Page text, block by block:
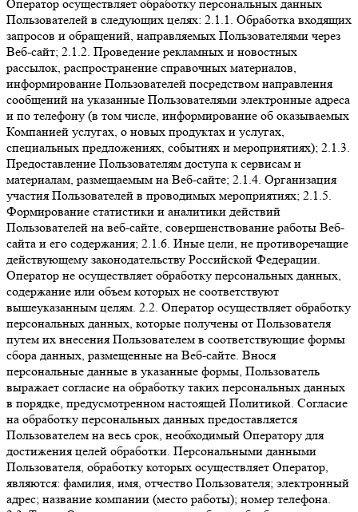
Оператор осуществляет обработку персональных данных
Пользователей в следующих целях: 2.1.1. Обработка входящих
запросов и обращений, направляемых Пользователями через
Веб-сайт; 2.1.2. Проведение рекламных и новостных
рассылок, распространение справочных материалов,
информирование Пользователей посредством направления
сообщений на указанные Пользователями электронные адреса
и по телефону (в том числе, информирование об оказываемых
Компанией услугах, о новых продуктах и услугах,
специальных предложениях, событиях и мероприятиях); 2.1.3.
Предоставление Пользователям доступа к сервисам и
материалам, размещаемым на Веб-сайте; 2.1.4. Организация
участия Пользователей в проводимых мероприятиях; 2.1.5.
Формирование статистики и аналитики действий
Пользователей на веб-сайте, совершенствование работы Веб-
сайта и его содержания; 2.1.6. Иные цели, не противоречащие
действующему законодательству Российской Федерации.
Оператор не осуществляет обработку персональных данных,
содержание или объем которых не соответствуют
вышеуказанным целям. 2.2. Оператор осуществляет обработку
персональных данных, которые получены от Пользователя
путем их внесения Пользователем в соответствующие формы
сбора данных, размещенные на Веб-сайте. Внося
персональные данные в указанные формы, Пользователь
выражает согласие на обработку таких персональных данных
в порядке, предусмотренном настоящей Политикой. Согласие
на обработку персональных данных предоставляется
Пользователем на весь срок, необходимый Оператору для
достижения целей обработки. Персональными данными
Пользователя, обработку которых осуществляет Оператор,
являются: фамилия, имя, отчество Пользователя; электронный
адрес; название компании (место работы); номер телефона.